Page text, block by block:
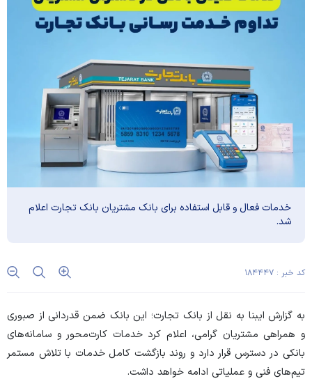
خدمات فعال و قابل استفاده برای بانک مشتریان بانک تجارت اعلام
شد.
کد خبر : ۱۸۴۴۴۷
به گزارش ایبنا به نقل از بانک تجارت؛ این بانک ضمن قدردانی از صبوری
و همراهی مشتریان گرامی، اعلام کرد خدمات کارت‌محور و سامانه‌های
بانکی در دسترس قرار دارد و روند بازگشت کامل خدمات با تلاش مستمر
تیم‌های فنی و عملیاتی ادامه خواهد داشت.